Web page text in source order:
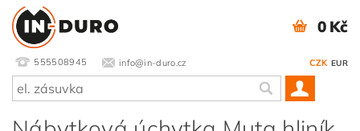
555508945 info@in-duro.cz CZK EUR
0 Kč